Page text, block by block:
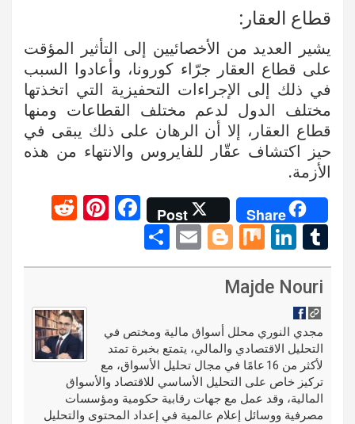
قطاع العقار:
يشير العديد من الأخصائيين إلى التأثير المؤقت
على قطاع العقار جرّاء كورونا، وأعادوا السبب
في ذلك إلى الإجراءات التحفيزية التي اتخذتها
مختلف الدول لدعم مختلف القطاعات ومنها
قطاع العقار، إلا أن الرهان على ذلك يبقى في
حيز اكتشاف عقّار للفايروس والانتهاء من هذه
الأزمة.
Share
Post
F
ce
o
k
Pi
er
t
d
t
T
u
m
bl
r
Li
n
ke
n
M
ix
Bl
o
er
E
m
h
Majde Nouri
مجدي النوري محلل أسواق مالية ومختص في
التحليل الاقتصادي والمالي، يتمتع بخبرة تمتد
لأكثر من 16 عامًا في مجال تحليل الأسواق، مع
تركيز خاص على التحليل الأساسي للاقتصاد والأسواق
المالية، وقد عمل مع جهات رقابية حكومية ومؤسسات
مصرفية ووسائل إعلام عالمية في إعداد المحتوى والتحليل